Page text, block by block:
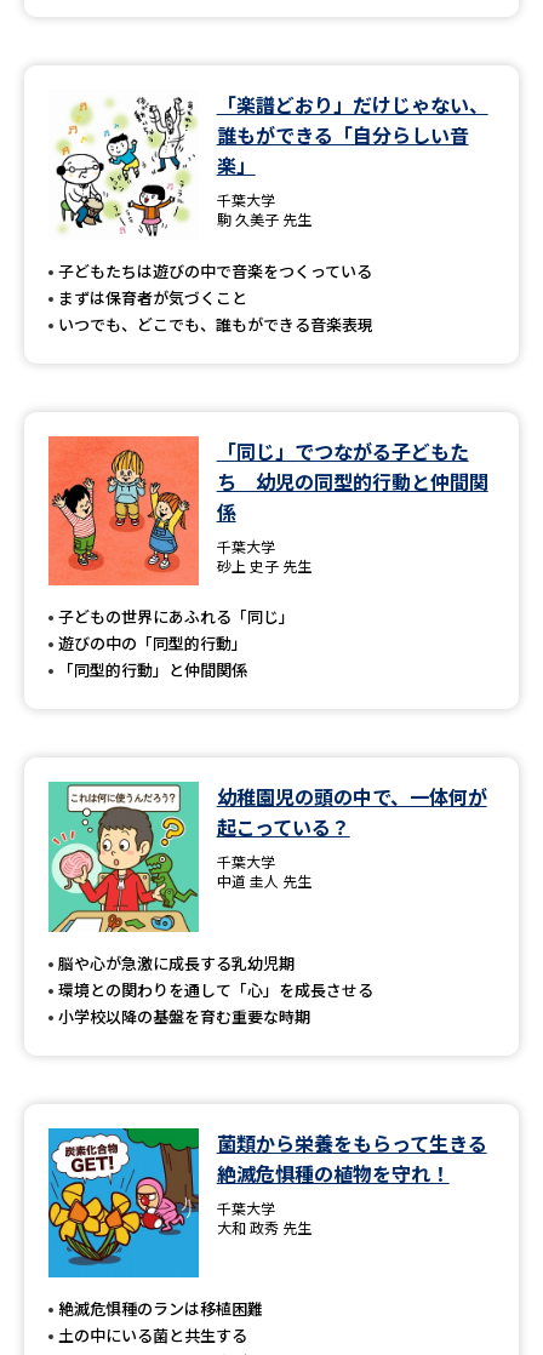
オープンキャンパス検索 実施プログラムから探す
来場型・Web型イベント特集
受験準備 資料検索
先輩が入学を決めた理由 テレメール全国一斉進学調査
新生活お役立ちガイド
学問発見
学問のミニ講義「夢ナビ講義」 学問分野解説
学問の教科書 夢ナビライブ
ユーザーサポート
Ｑ＆Ａ よくあるご質問 大学進学IDについて
テレメール
お支払いサイト
個人情報取扱規定
特定商取引表記
訂正のご案内
「楽譜どおり」だけじゃない、
誰もができる「自分らしい音
楽」
千葉大学
駒 久美子 先生
子どもたちは遊びの中で音楽をつくっている
まずは保育者が気づくこと
いつでも、どこでも、誰もができる音楽表現
「同じ」でつながる子どもた
ち 幼児の同型的行動と仲間関
係
千葉大学
砂上 史子 先生
子どもの世界にあふれる「同じ」
遊びの中の「同型的行動」
「同型的行動」と仲間関係
幼稚園児の頭の中で、一体何が
起こっている？
千葉大学
中道 圭人 先生
脳や心が急激に成長する乳幼児期
環境との関わりを通して「心」を成長させる
小学校以降の基盤を育む重要な時期
菌類から栄養をもらって生きる
絶滅危惧種の植物を守れ！
千葉大学
大和 政秀 先生
絶滅危惧種のランは移植困難
土の中にいる菌と共生する